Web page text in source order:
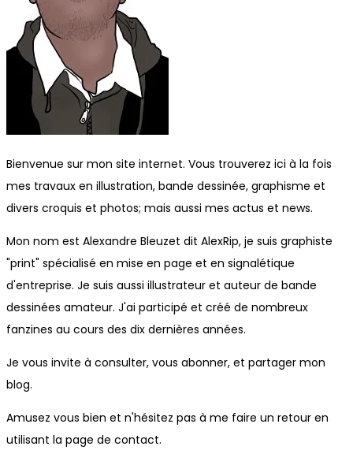
Bienvenue sur mon site internet. Vous trouverez ici à la fois
mes travaux en illustration, bande dessinée, graphisme et
divers croquis et photos; mais aussi mes actus et news.
Mon nom est Alexandre Bleuzet dit AlexRip, je suis graphiste
"print" spécialisé en mise en page et en signalétique
d'entreprise. Je suis aussi illustrateur et auteur de bande
dessinées amateur. J'ai participé et créé de nombreux
fanzines au cours des dix dernières années.
Je vous invite à consulter, vous abonner, et partager mon
blog.
Amusez vous bien et n'hésitez pas à me faire un retour en
utilisant la page de contact.